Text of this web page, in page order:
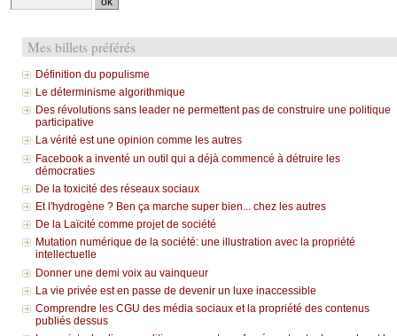
Mes billets préférés
Définition du populisme
Le déterminisme algorithmique
Des révolutions sans leader ne permettent pas de construire une politique
participative
La vérité est une opinion comme les autres
Facebook a inventé un outil qui a déjà commencé à détruire les
démocraties
De la toxicité des réseaux sociaux
Et l'hydrogène ? Ben ça marche super bien... chez les autres
De la Laïcité comme projet de société
Mutation numérique de la société: une illustration avec la propriété
intellectuelle
Donner une demi voix au vainqueur
La vie privée est en passe de devenir un luxe inaccessible
Comprendre les CGU des média sociaux et la propriété des contenus
publiés dessus